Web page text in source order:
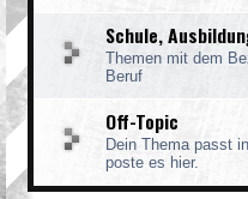
Schule,
Themen mit dem
Beruf
Off-Topic
Dein Thema passt
poste es hier.